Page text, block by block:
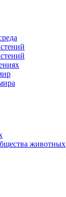
животных